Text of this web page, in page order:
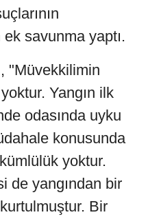
savunma yaptı.
"Müvekkilimin
Yangın ilk
odasında uyku
konusunda
yoktur.
de yangından bir
kurtulmuştur. Bir